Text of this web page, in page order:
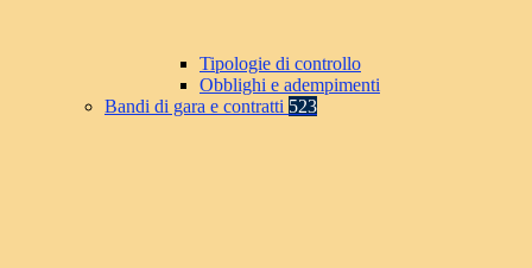
Tipologie di controllo
Obblighi e adempimenti
Bandi di gara e contratti 523